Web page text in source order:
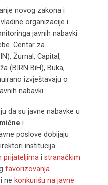
novog zakona i
organizacije i
javnih nabavki
Centar za
Žurnal, Capital,
(BIRN BiH), Buka,
izvještavaju o
nabavki.
da su javne nabavke u
i
poslove dobijaju
institucija
prijateljima i stranačkim
favorizovanja
ne konkurišu na javne